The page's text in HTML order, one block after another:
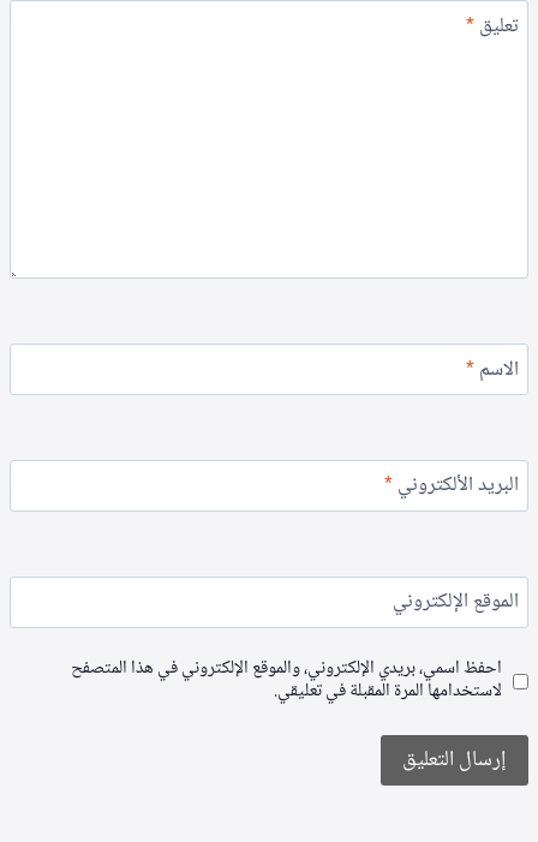
تعليق*
الاسم*
البريد الألكتروني*
الموقع الإلكتروني
احفظ اسمي، بريدي الإلكتروني، والموقع الإلكتروني في هذا المتصفح
لاستخدامها المرة المقبلة في تعليقي.